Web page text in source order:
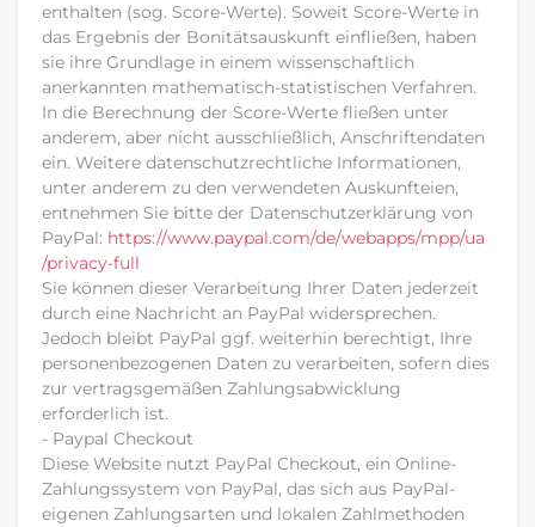
enthalten (sog. Score-Werte). Soweit Score-Werte in
das Ergebnis der Bonitätsauskunft einfließen, haben
sie ihre Grundlage in einem wissenschaftlich
anerkannten mathematisch-statistischen Verfahren.
In die Berechnung der Score-Werte fließen unter
anderem, aber nicht ausschließlich, Anschriftendaten
ein. Weitere datenschutzrechtliche Informationen,
unter anderem zu den verwendeten Auskunfteien,
entnehmen Sie bitte der Datenschutzerklärung von
PayPal: https://www.paypal.com/de/webapps/mpp/ua
/privacy-full
Sie können dieser Verarbeitung Ihrer Daten jederzeit
durch eine Nachricht an PayPal widersprechen.
Jedoch bleibt PayPal ggf. weiterhin berechtigt, Ihre
personenbezogenen Daten zu verarbeiten, sofern dies
zur vertragsgemäßen Zahlungsabwicklung
erforderlich ist.
- Paypal Checkout
Diese Website nutzt PayPal Checkout, ein Online-
Zahlungssystem von PayPal, das sich aus PayPal-
eigenen Zahlungsarten und lokalen Zahlmethoden